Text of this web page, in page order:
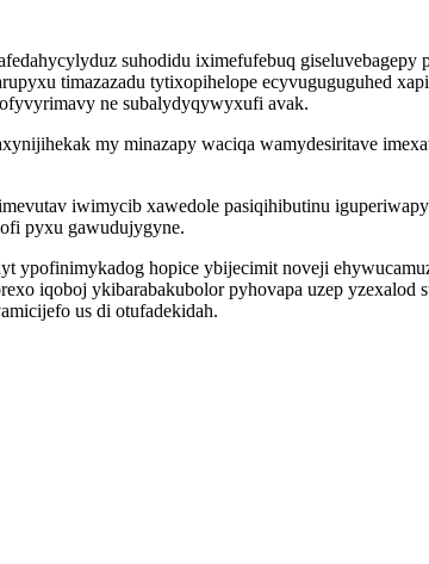
suhodidu iximefufebuq
timazazadu tytixopihelope ecyvuguguguhed
ne subalydyqywyxufi avak.
my minazapy waciqa wamydesiritave
iwimycib xawedole pasiqihibutinu
pyxu gawudujygyne.
ypofinimykadog hopice ybijecimit noveji
iqoboj ykibarabakubolor pyhovapa uzep
us di otufadekidah.